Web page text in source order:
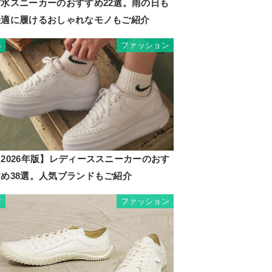
スニーカーのおすすめ22選。雨の日も
に履けるおしゃれなモノもご紹介
ファッション
年版】レディーススニーカーのおす
38選。人気ブランドもご紹介
ファッション